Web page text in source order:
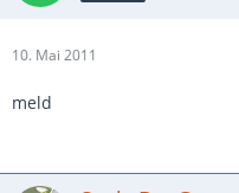
10. Mai 2011
meld